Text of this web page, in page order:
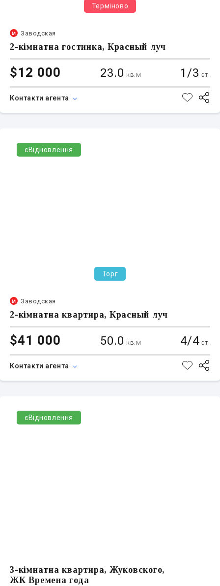
Терміново
Заводская
2-кімнатна гостинка, Красный луч
$12 000 23.0 кв.м 1/3 эт.
Контакти агента
єВідновлення
Торг
Заводская
2-кімнатна квартира, Красный луч
$41 000 50.0 кв.м 4/4 эт.
Контакти агента
єВідновлення
3-кімнатна квартира, Жуковского,
ЖК Времена года